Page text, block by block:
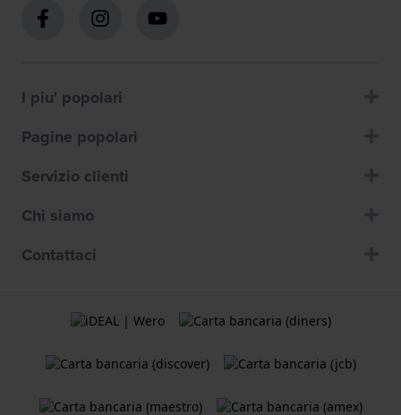
I piu' popolari
Pagine popolari
Servizio clienti
Chi siamo
Contattaci